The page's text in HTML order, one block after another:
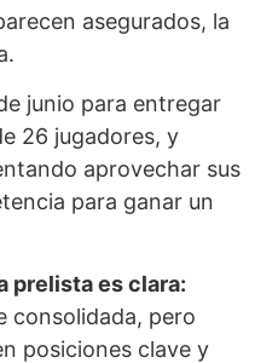
asegurados, la
junio para entregar
26 jugadores, y
aprovechar sus
para ganar un
prelista es clara:
consolidada, pero
posiciones clave y